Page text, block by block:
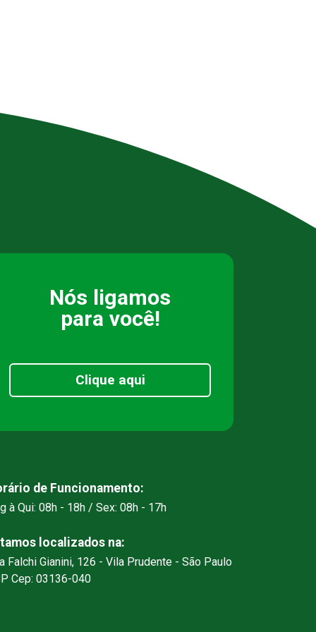
Nós ligamos
para você!
Clique aqui
de Funcionamento:
à Qui: 08h - 18h / Sex: 08h - 17h
localizados na:
Falchi Gianini, 126 - Vila Prudente - São Paulo
Cep: 03136-040